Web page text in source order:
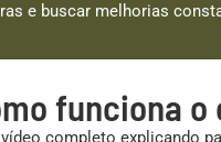
e buscar melhorias
funciona o
completo explicando